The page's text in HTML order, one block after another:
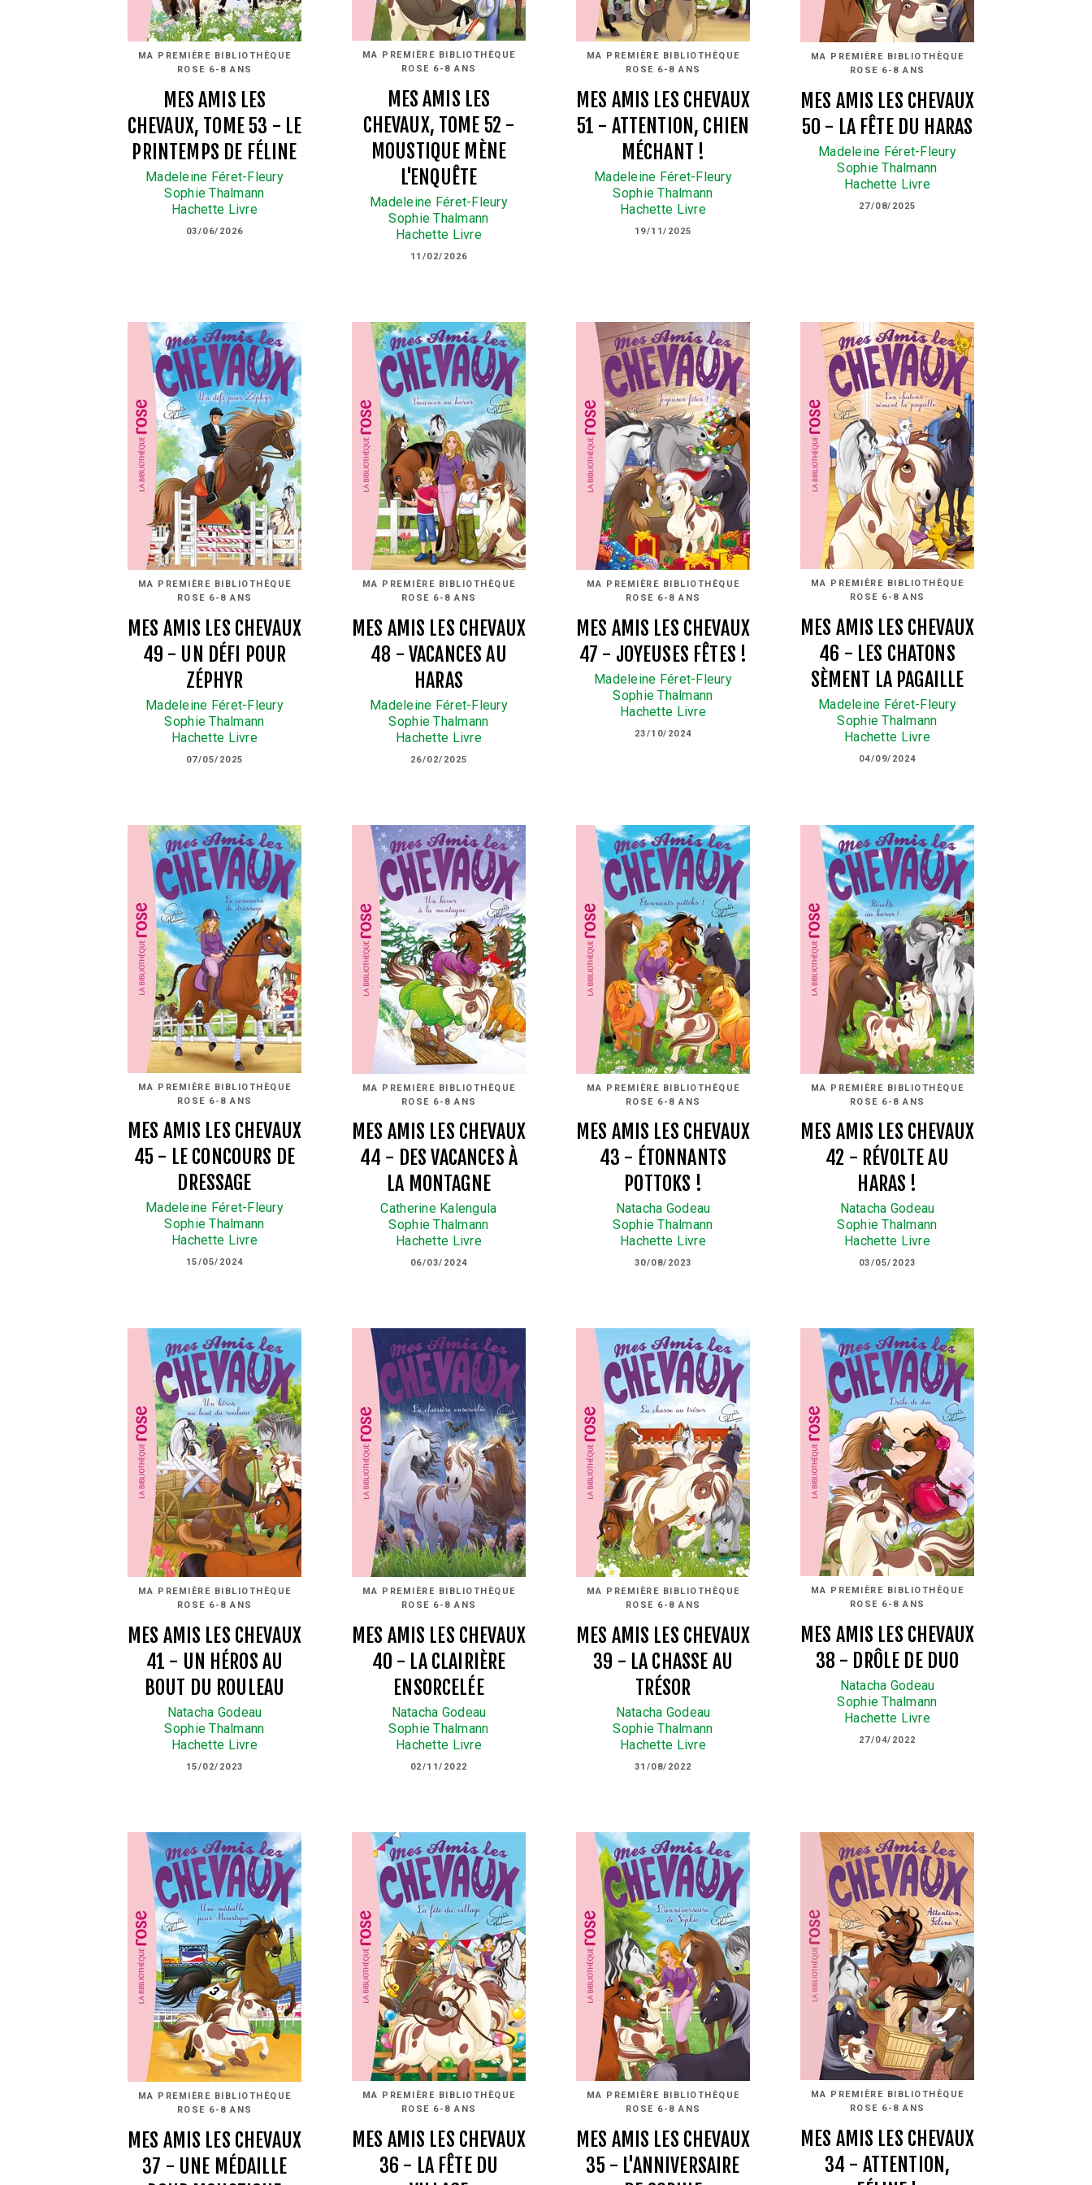
MA PREMIÈRE BIBLIOTHÈQUE
ROSE 6-8 ANS
MES AMIS LES
CHEVAUX, TOME 53 - LE
PRINTEMPS DE FÉLINE
Madeleine Féret-Fleury
Sophie Thalmann
Hachette Livre
03/06/2026
MA PREMIÈRE BIBLIOTHÈQUE
ROSE 6-8 ANS
MES AMIS LES
CHEVAUX, TOME 52 -
MOUSTIQUE MÈNE
L'ENQUÊTE
Madeleine Féret-Fleury
Sophie Thalmann
Hachette Livre
11/02/2026
MA PREMIÈRE BIBLIOTHÈQUE
ROSE 6-8 ANS
MES AMIS LES CHEVAUX
51 - ATTENTION, CHIEN
MÉCHANT !
Madeleine Féret-Fleury
Sophie Thalmann
Hachette Livre
19/11/2025
MA PREMIÈRE BIBLIOTHÈQUE
ROSE 6-8 ANS
MES AMIS LES CHEVAUX
50 - LA FÊTE DU HARAS
Madeleine Féret-Fleury
Sophie Thalmann
Hachette Livre
27/08/2025
MA PREMIÈRE BIBLIOTHÈQUE
ROSE 6-8 ANS
MES AMIS LES CHEVAUX
49 - UN DÉFI POUR
ZÉPHYR
Madeleine Féret-Fleury
Sophie Thalmann
Hachette Livre
07/05/2025
MA PREMIÈRE BIBLIOTHÈQUE
ROSE 6-8 ANS
MES AMIS LES CHEVAUX
48 - VACANCES AU
HARAS
Madeleine Féret-Fleury
Sophie Thalmann
Hachette Livre
26/02/2025
MA PREMIÈRE BIBLIOTHÈQUE
ROSE 6-8 ANS
MES AMIS LES CHEVAUX
47 - JOYEUSES FÊTES !
Madeleine Féret-Fleury
Sophie Thalmann
Hachette Livre
23/10/2024
MA PREMIÈRE BIBLIOTHÈQUE
ROSE 6-8 ANS
MES AMIS LES CHEVAUX
46 - LES CHATONS
SÈMENT LA PAGAILLE
Madeleine Féret-Fleury
Sophie Thalmann
Hachette Livre
04/09/2024
MA PREMIÈRE BIBLIOTHÈQUE
ROSE 6-8 ANS
MES AMIS LES CHEVAUX
45 - LE CONCOURS DE
DRESSAGE
Madeleine Féret-Fleury
Sophie Thalmann
Hachette Livre
15/05/2024
MA PREMIÈRE BIBLIOTHÈQUE
ROSE 6-8 ANS
MES AMIS LES CHEVAUX
44 - DES VACANCES À
LA MONTAGNE
Catherine Kalengula
Sophie Thalmann
Hachette Livre
06/03/2024
MA PREMIÈRE BIBLIOTHÈQUE
ROSE 6-8 ANS
MES AMIS LES CHEVAUX
43 - ÉTONNANTS
POTTOKS !
Natacha Godeau
Sophie Thalmann
Hachette Livre
30/08/2023
MA PREMIÈRE BIBLIOTHÈQUE
ROSE 6-8 ANS
MES AMIS LES CHEVAUX
42 - RÉVOLTE AU
HARAS !
Natacha Godeau
Sophie Thalmann
Hachette Livre
03/05/2023
MA PREMIÈRE BIBLIOTHÈQUE
ROSE 6-8 ANS
MES AMIS LES CHEVAUX
41 - UN HÉROS AU
BOUT DU ROULEAU
Natacha Godeau
Sophie Thalmann
Hachette Livre
15/02/2023
MA PREMIÈRE BIBLIOTHÈQUE
ROSE 6-8 ANS
MES AMIS LES CHEVAUX
40 - LA CLAIRIÈRE
ENSORCELÉE
Natacha Godeau
Sophie Thalmann
Hachette Livre
02/11/2022
MA PREMIÈRE BIBLIOTHÈQUE
ROSE 6-8 ANS
MES AMIS LES CHEVAUX
39 - LA CHASSE AU
TRÉSOR
Natacha Godeau
Sophie Thalmann
Hachette Livre
31/08/2022
MA PREMIÈRE BIBLIOTHÈQUE
ROSE 6-8 ANS
MES AMIS LES CHEVAUX
38 - DRÔLE DE DUO
Natacha Godeau
Sophie Thalmann
Hachette Livre
27/04/2022
MA PREMIÈRE BIBLIOTHÈQUE
ROSE 6-8 ANS
MES AMIS LES CHEVAUX
37 - UNE MÉDAILLE
MA PREMIÈRE BIBLIOTHÈQUE
ROSE 6-8 ANS
MES AMIS LES CHEVAUX
36 - LA FÊTE DU
MA PREMIÈRE BIBLIOTHÈQUE
ROSE 6-8 ANS
MES AMIS LES CHEVAUX
35 - L'ANNIVERSAIRE
MA PREMIÈRE BIBLIOTHÈQUE
ROSE 6-8 ANS
MES AMIS LES CHEVAUX
34 - ATTENTION,